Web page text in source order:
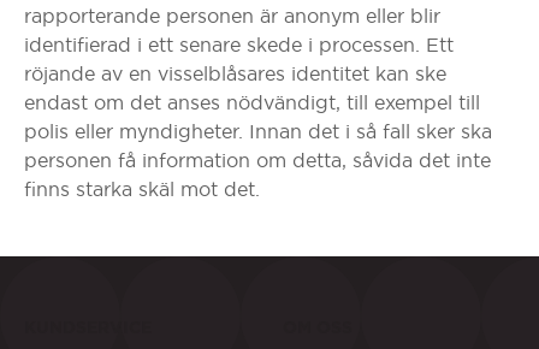
rapporterande personen är anonym eller blir
identifierad i ett senare skede i processen. Ett
röjande av en visselblåsares identitet kan ske
endast om det anses nödvändigt, till exempel till
polis eller myndigheter. Innan det i så fall sker ska
personen få information om detta, såvida det inte
finns starka skäl mot det.